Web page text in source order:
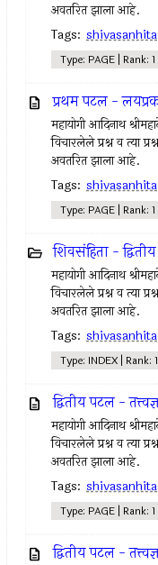
अवतरित झाला आहे.
Tags: shivasanhita
Type: PAGE | Rank:
प्रथम पटल -
महायोगी आदिनाथ
विचारलेले प्रश्न व त्या
अवतरित झाला आहे.
Tags: shivasanhita
Type: PAGE | Rank:
शिवसंहिता -
महायोगी आदिनाथ
विचारलेले प्रश्न व त्या
अवतरित झाला आहे.
Tags: shivasanhita
Type: INDEX | Rank:
द्वितीय पटल -
महायोगी आदिनाथ
विचारलेले प्रश्न व त्या
अवतरित झाला आहे.
Tags: shivasanhita
Type: PAGE | Rank:
द्वितीय पटल -